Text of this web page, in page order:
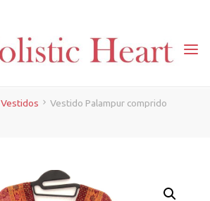
Vestidos
Vestido Palampur comprido